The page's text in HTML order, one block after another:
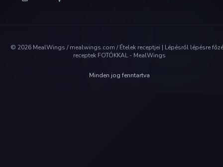
© 2026 MealWings / mealwings.com /Ételek receptjei | Lépésről lépésre
receptek FOTÓKKAL - MealWings
Minden jog fenntartva